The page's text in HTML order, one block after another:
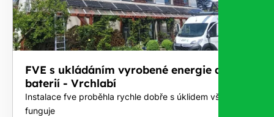
FVE s ukládáním vyrobené energie do
baterií - Vrchlabí
Instalace fve proběhla rychle dobře s úklidem vše
funguje